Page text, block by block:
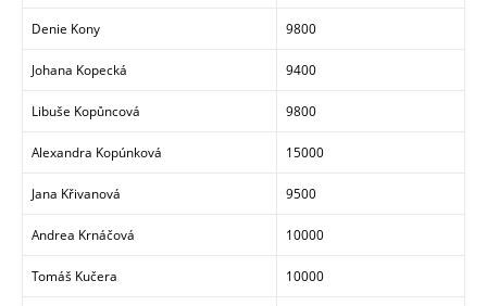
Denie Kony 9800
Johana Kopecká 9400
Libuše Kopůncová 9800
Alexandra Kopúnková 15000
Jana Křivanová 9500
Andrea Krnáčová 10000
Tomáš Kučera 10000